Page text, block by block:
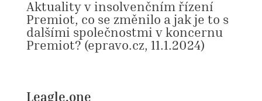
Aktuality v insolvenčním řízení
Premiot, co se změnilo a jak je to s
dalšími společnostmi v koncernu
Premiot?(epravo.cz, 11.1.2024)
Leagle.one